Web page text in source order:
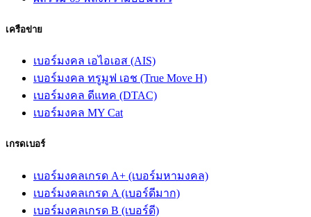
เครือข่าย
เบอร์มงคล เอไอเอส (AIS)
เบอร์มงคล ทรูมูฟ เอช (True Move H)
เบอร์มงคล ดีแทค (DTAC)
เบอร์มงคล MY Cat
เกรดเบอร์
เบอร์มงคลเกรด A+ (เบอร์มหามงคล)
เบอร์มงคลเกรด A (เบอร์ดีมาก)
เบอร์มงคลเกรด B (เบอร์ดี)